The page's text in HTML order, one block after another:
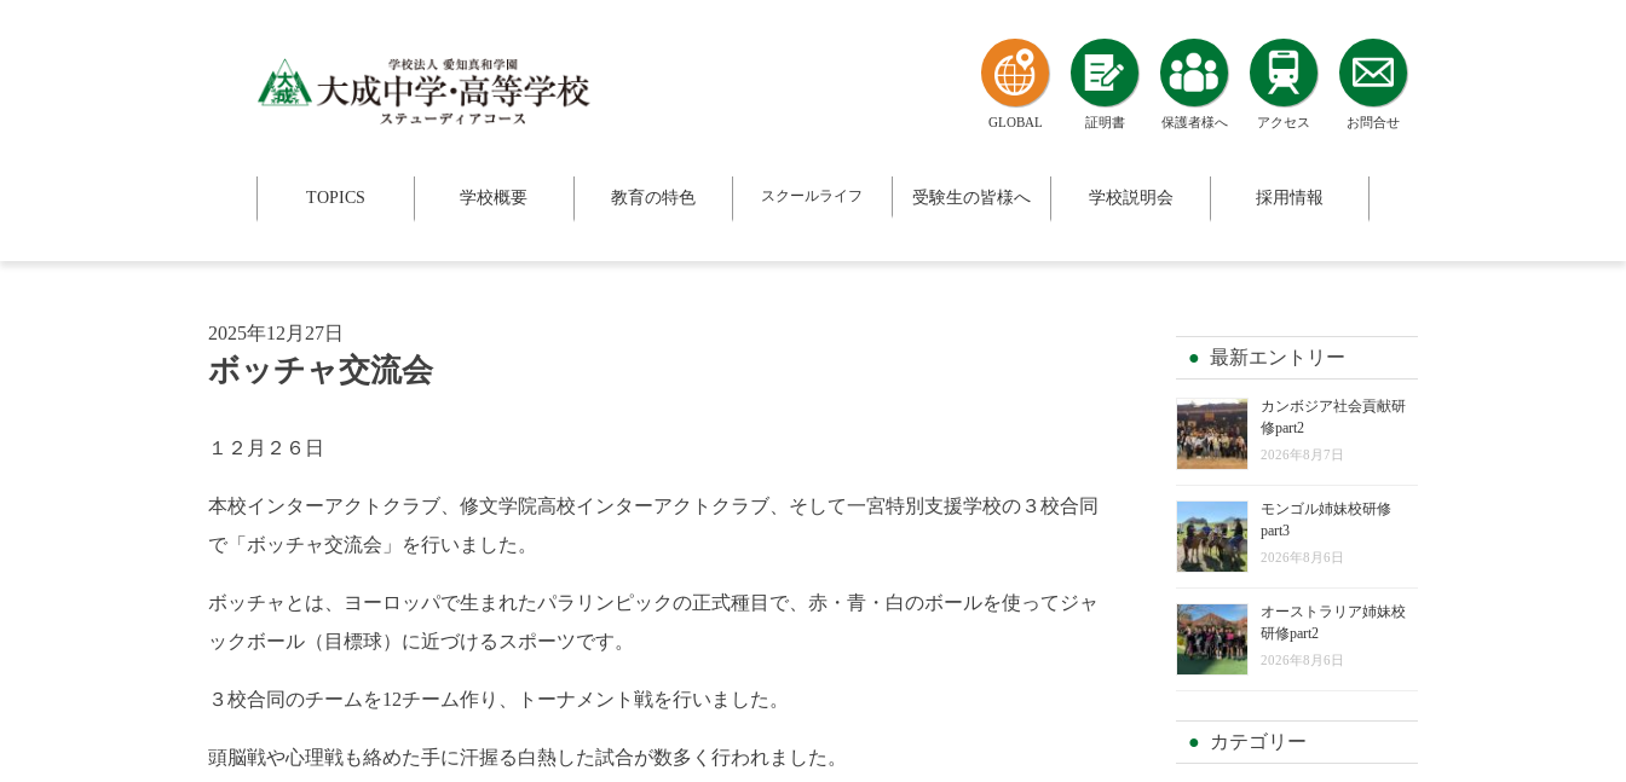
TOPICS 学校概要 教育の特色 スクールライフ 受験生の皆様へ 学校説明会 採用情報
GLOBAL 証明書 保護者様へ アクセス お問合せ
2025年12月27日
ボッチャ交流会
１２月２６日
本校インターアクトクラブ、修文学院高校インターアクトクラブ、そして一宮特別支援学校の３校合同
で「ボッチャ交流会」を行いました。
ボッチャとは、ヨーロッパで生まれたパラリンピックの正式種目で、赤・青・白のボールを使ってジャ
ックボール（目標球）に近づけるスポーツです。
３校合同のチームを12チーム作り、トーナメント戦を行いました。
頭脳戦や心理戦も絡めた手に汗握る白熱した試合が数多く行われました。
最新エントリー
カンボジア社会貢献研
修part2
2026年8月7日
モンゴル姉妹校研修
part3
2026年8月6日
オーストラリア姉妹校
研修part2
2026年8月6日
カテゴリー